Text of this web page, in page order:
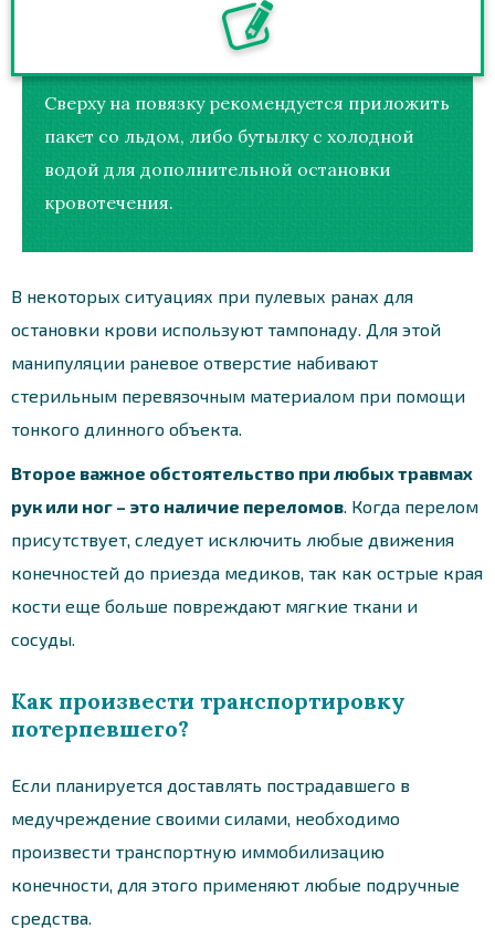
Сверху на повязку рекомендуется приложить
пакет со льдом, либо бутылку с холодной
водой для дополнительной остановки
кровотечения.
В некоторых ситуациях при пулевых ранах для
остановки крови используют тампонаду. Для этой
манипуляции раневое отверстие набивают
стерильным перевязочным материалом при помощи
тонкого длинного объекта.
Второе важное обстоятельство при любых травмах
рук или ног – это наличие переломов . Когда перелом
присутствует, следует исключить любые движения
конечностей до приезда медиков, так как острые края
кости еще больше повреждают мягкие ткани и
сосуды.
Как произвести транспортировку
потерпевшего?
Если планируется доставлять пострадавшего в
медучреждение своими силами, необходимо
произвести транспортную иммобилизацию
конечности, для этого применяют любые подручные
средства.